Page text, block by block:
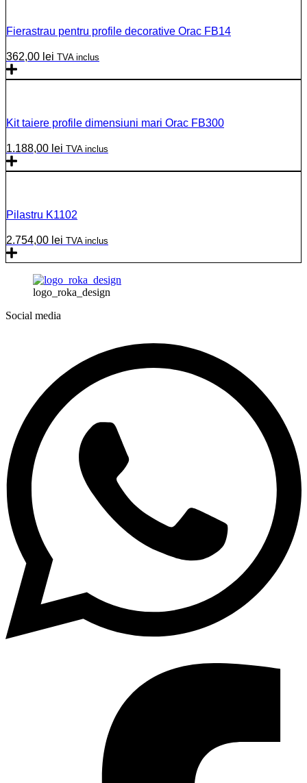
Fierastrau pentru profile decorative Orac FB14
362,00 lei TVA inclus
Kit taiere profile dimensiuni mari Orac FB300
1.188,00 lei TVA inclus
Pilastru K1102
2.754,00 lei TVA inclus
logo_roka_design
Social media